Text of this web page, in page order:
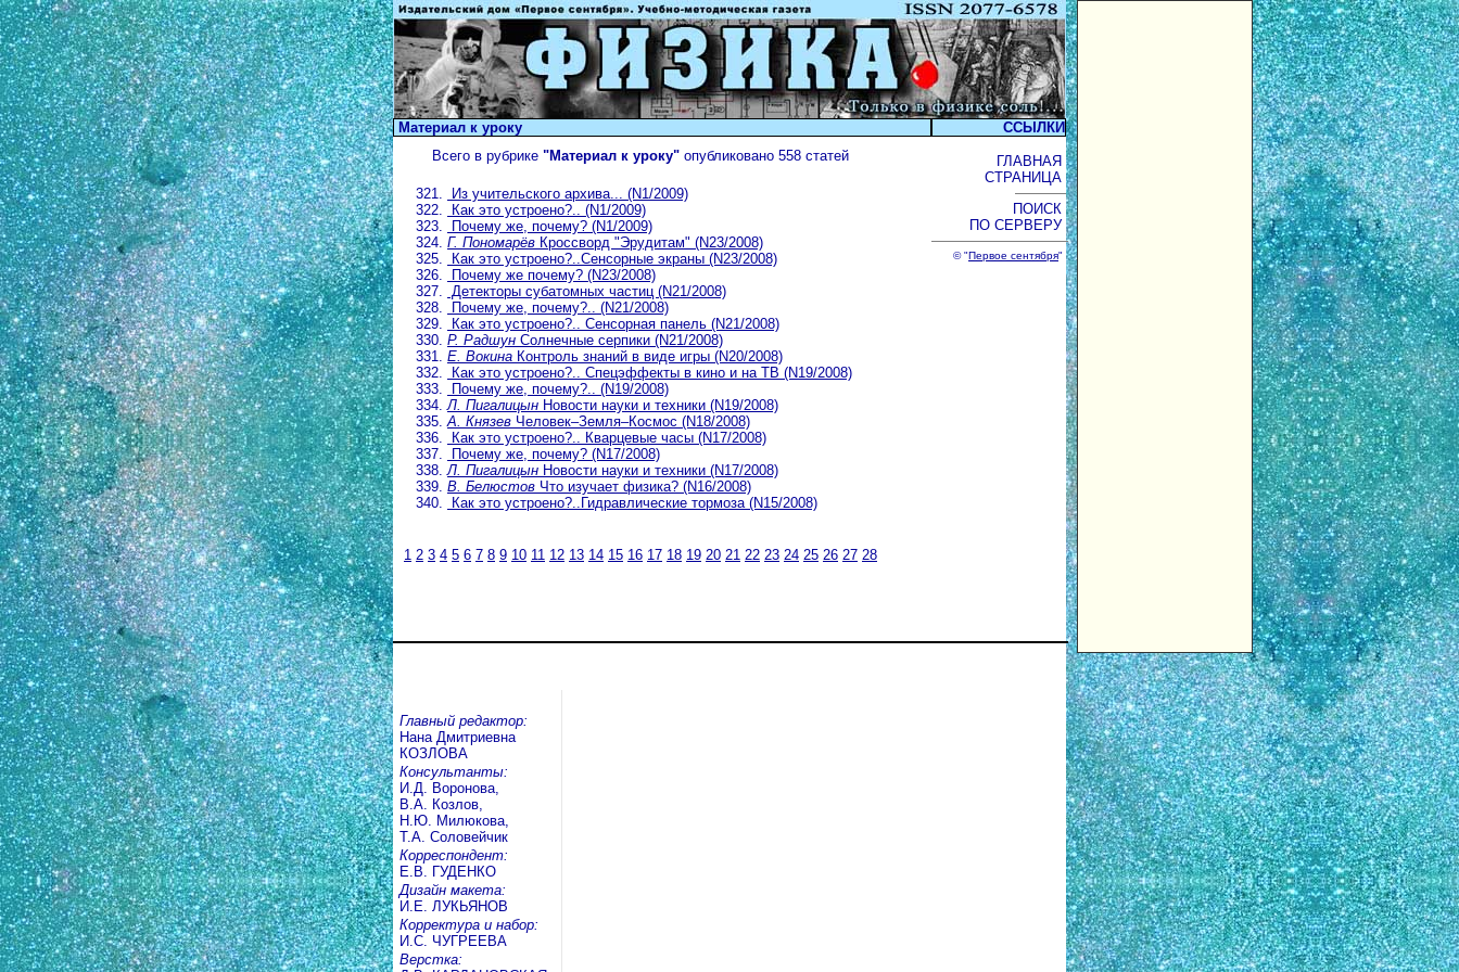
Материал к уроку
ССЫЛКИ
Всего в рубрике "Материал к уроку" опубликовано 558 статей
Из учительского архива... (N1/2009)
Как это устроено?.. (N1/2009)
Почему же, почему? (N1/2009)
Г. Пономарёв Кроссворд "Эрудитам" (N23/2008)
Как это устроено?..Сенсорные экраны (N23/2008)
Почему же почему? (N23/2008)
Детекторы субатомных частиц (N21/2008)
Почему же, почему?.. (N21/2008)
Как это устроено?.. Сенсорная панель (N21/2008)
Р. Радшун Солнечные серпики (N21/2008)
Е. Вокина Контроль знаний в виде игры (N20/2008)
Как это устроено?.. Спецэффекты в кино и на ТВ (N19/2008)
Почему же, почему?.. (N19/2008)
Л. Пигалицын Новости науки и техники (N19/2008)
А. Князев Человек–Земля–Космос (N18/2008)
Как это устроено?.. Кварцевые часы (N17/2008)
Почему же, почему? (N17/2008)
Л. Пигалицын Новости науки и техники (N17/2008)
В. Белюстов Что изучает физика? (N16/2008)
Как это устроено?..Гидравлические тормоза (N15/2008)
1 2 3 4 5 6 7 8 9 10 11 12 13 14 15 16 17 18 19 20 21 22 23 24 25 26 27 28
ГЛАВНАЯ
СТРАНИЦА
ПОИСК
ПО СЕРВЕРУ
© "Первое сентября"
Главный редактор:
Нана Дмитриевна
КОЗЛОВА
Консультанты:
И.Д. Воронова,
В.А. Козлов,
Н.Ю. Милюкова,
Т.А. Соловейчик
Корреспондент:
Е.В. ГУДЕНКО
Дизайн макета:
И.Е. ЛУКЬЯНОВ
Корректура и набор:
И.С. ЧУГРЕЕВА
Верстка: